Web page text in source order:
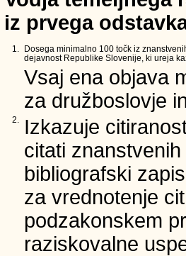
iz prvega
1.
Dosega minimalno 100 točk iz
dejavnost Republike Slovenije, ki ureja
Vsaj ena objava
za družboslovje
2.
Izkazuje
citati
bibliografski
za vrednotenje
podzakonskem
raziskovalne